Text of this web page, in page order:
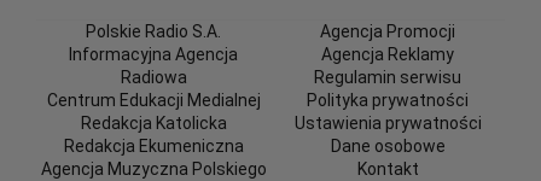
Polskie Radio S.A.
Informacyjna Agencja
Radiowa
Centrum Edukacji Medialnej
Redakcja Katolicka
Redakcja Ekumeniczna
Agencja Muzyczna Polskiego
Agencja Promocji
Agencja Reklamy
Regulamin serwisu
Polityka prywatności
Ustawienia prywatności
Dane osobowe
Kontakt